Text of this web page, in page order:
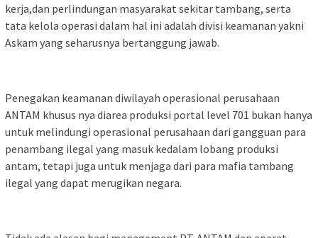
kerja,dan perlindungan masyarakat sekitar tambang, serta
tata kelola operasi dalam hal ini adalah divisi keamanan yakni
Askam yang seharusnya bertanggung jawab.
Penegakan keamanan diwilayah operasional perusahaan
ANTAM khusus nya diarea produksi portal level 701 bukan hanya
untuk melindungi operasional perusahaan dari gangguan para
penambang ilegal yang masuk kedalam lobang produksi
antam, tetapi juga untuk menjaga dari para mafia tambang
ilegal yang dapat merugikan negara.